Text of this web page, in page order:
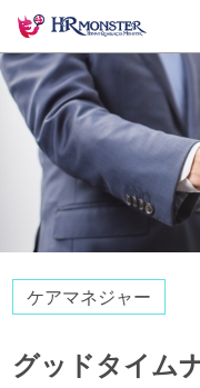
ケアマネジャー
グッドタイム